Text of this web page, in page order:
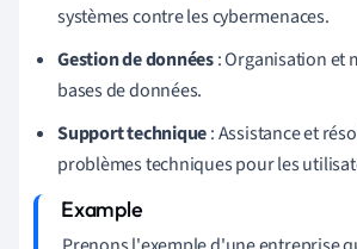
systèmes contre les cybermenaces.
Gestion de données: Organisation et
bases de données.
Support technique: Assistance et
problèmes techniques pour les